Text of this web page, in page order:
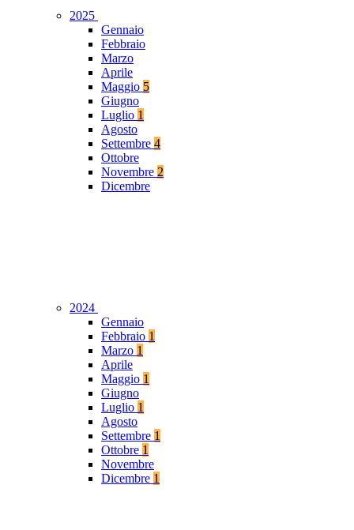
2025
Gennaio
Febbraio
Marzo
Aprile
Maggio 5
Giugno
Luglio 1
Agosto
Settembre 4
Ottobre
Novembre 2
Dicembre
2024
Gennaio
Febbraio 1
Marzo 1
Aprile
Maggio 1
Giugno
Luglio 1
Agosto
Settembre 1
Ottobre 1
Novembre
Dicembre 1